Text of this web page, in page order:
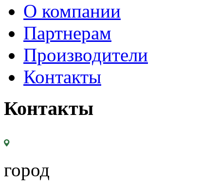
О компании
Партнерам
Производители
Контакты
Контакты
город